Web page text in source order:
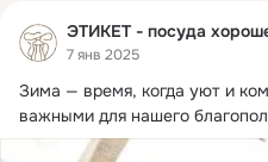
ЭТИКЕТ - посуда
7 янв 2025
Зима — время, когда уют и
важными для нашего